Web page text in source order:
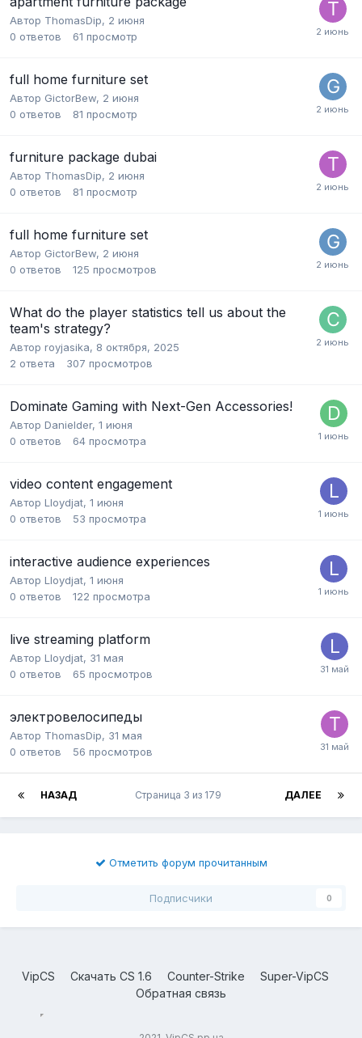
Автор ThomasDip, 2 июня
0 ответов 61 просмотр
full home furniture set
Автор GictorBew, 2 июня
0 ответов 81 просмотр
furniture package dubai
Автор ThomasDip, 2 июня
0 ответов 81 просмотр
full home furniture set
Автор GictorBew, 2 июня
0 ответов 125 просмотров
What do the player statistics tell us about the
team's strategy?
Автор royjasika, 8 октября, 2025
2 ответа 307 просмотров
Dominate Gaming with Next-Gen Accessories!
Автор Danielder, 1 июня
0 ответов 64 просмотра
video content engagement
Автор Lloydjat, 1 июня
0 ответов 53 просмотра
interactive audience experiences
Автор Lloydjat, 1 июня
0 ответов 122 просмотра
live streaming platform
Автор Lloydjat, 31 мая
0 ответов 65 просмотров
электровелосипеды
Автор ThomasDip, 31 мая
0 ответов 56 просмотров
НАЗАД ДАЛЕЕ
Страница 3 из 179
Отметить форум прочитанным
Подписчики 0
VipCS Скачать CS 1.6 Counter-Strike
Super-VipCS
Обратная связь